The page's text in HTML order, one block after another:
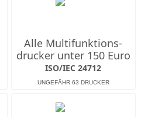
Alle Multifunktions­
drucker unter 150 Euro
ISO/IEC 24712